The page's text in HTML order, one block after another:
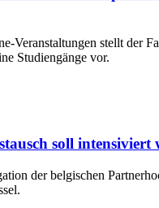
Veranstaltungen stellt der
Studiengänge vor.
soll intensiviert
der belgischen